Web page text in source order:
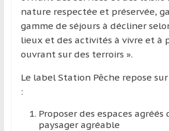
nature respectée et préservée,
gamme de séjours à décliner
lieux et des activités à vivre et à
ouvrant sur des terroirs ».
Le label Station Pêche repose
:
Proposer des espaces agréés
paysager agréable